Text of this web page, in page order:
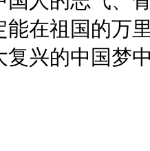
能在祖国的万
复兴的中国梦